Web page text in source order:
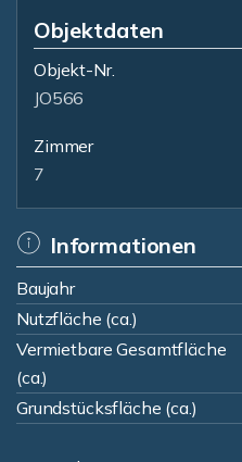
Objektdaten
Objekt-Nr.
JO566
Zimmer
7
Informationen
Baujahr
Nutzfläche (ca.)
Vermietbare Gesamtfläche
(ca.)
Grundstücksfläche (ca.)